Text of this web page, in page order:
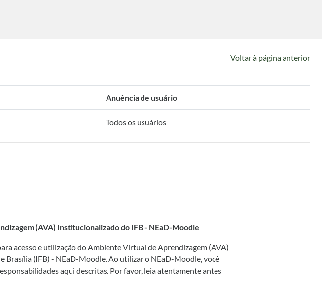
Voltar à página anterior
Anuência de usuário
Todos os usuários
(AVA) Institucionalizado do IFB - NEaD-Moodle
acesso e utilização do Ambiente Virtual de Aprendizagem (AVA)
Brasília (IFB) - NEaD-Moodle. Ao utilizar o NEaD-Moodle, você
aqui descritas. Por favor, leia atentamente antes